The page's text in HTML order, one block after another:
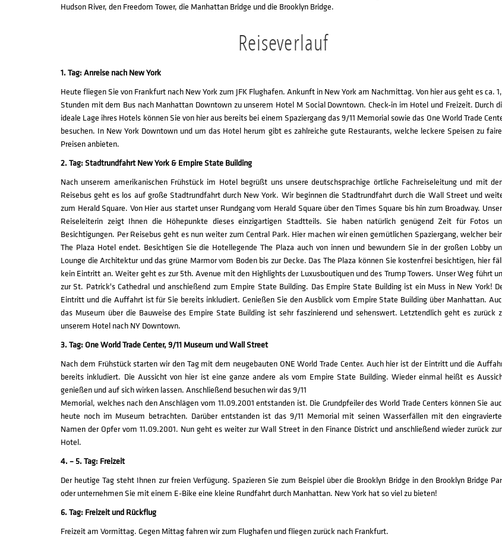
Hudson River, den Freedom Tower, die Manhattan Bridge und die Brooklyn Bridge.
Reiseverlauf
1. Tag: Anreise nach New York
Heute fliegen Sie von Frankfurt nach New York zum JFK Flughafen. Ankunft in New York am Nachmittag. Von hier aus geht es ca.
Stunden mit dem Bus nach Manhattan Downtown zu unserem Hotel M Social Downtown. Check-in im Hotel und Freizeit. Durch
ideale Lage ihres Hotels können Sie von hier aus bereits bei einem Spaziergang das 9/11 Memorial sowie das One World Trade
besuchen. In New York Downtown und um das Hotel herum gibt es zahlreiche gute Restaurants, welche leckere Speisen zu
Preisen anbieten.
2. Tag: Stadtrundfahrt New York & Empire State Building
Nach unserem amerikanischen Frühstück im Hotel begrüßt uns unsere deutschsprachige örtliche Fachreiseleitung und mit
Reisebus geht es los auf große Stadtrundfahrt durch New York. Wir beginnen die Stadtrundfahrt durch die Wall Street und
zum Herald Square. Von Hier aus startet unser Rundgang vom Herald Square über den Times Square bis hin zum Broadway.
Reiseleiterin zeigt Ihnen die Höhepunkte dieses einzigartigen Stadtteils. Sie haben natürlich genügend Zeit für Fotos
Besichtigungen. Per Reisebus geht es nun weiter zum Central Park. Hier machen wir einen gemütlichen Spaziergang, welcher
The Plaza Hotel endet. Besichtigen Sie die Hotellegende The Plaza auch von innen und bewundern Sie in der großen Lobby
Lounge die Architektur und das grüne Marmor vom Boden bis zur Decke. Das The Plaza können Sie kostenfrei besichtigen, hier
kein Eintritt an. Weiter geht es zur 5th. Avenue mit den Highlights der Luxusboutiquen und des Trump Towers. Unser Weg führt
zur St. Patrick's Cathedral und anschießend zum Empire State Building. Das Empire State Building ist ein Muss in New York!
Eintritt und die Auffahrt ist für Sie bereits inkludiert. Genießen Sie den Ausblick vom Empire State Building über Manhattan.
das Museum über die Bauweise des Empire State Building ist sehr faszinierend und sehenswert. Letztendlich geht es zurück
unserem Hotel nach NY Downtown.
3. Tag: One World Trade Center, 9/11 Museum und Wall Street
Nach dem Frühstück starten wir den Tag mit dem neugebauten ONE World Trade Center. Auch hier ist der Eintritt und die
bereits inkludiert. Die Aussicht von hier ist eine ganze andere als vom Empire State Building. Wieder einmal heißt es
genießen und auf sich wirken lassen. Anschließend besuchen wir das 9/11
Memorial, welches nach den Anschlägen vom 11.09.2001 entstanden ist. Die Grundpfeiler des World Trade Centers können Sie
heute noch im Museum betrachten. Darüber entstanden ist das 9/11 Memorial mit seinen Wasserfällen mit den
Namen der Opfer vom 11.09.2001. Nun geht es weiter zur Wall Street in den Finance District und anschließend wieder zurück
Hotel.
4. – 5. Tag: Freizeit
Der heutige Tag steht Ihnen zur freien Verfügung. Spazieren Sie zum Beispiel über die Brooklyn Bridge in den Brooklyn Bridge
oder unternehmen Sie mit einem E-Bike eine kleine Rundfahrt durch Manhattan. New York hat so viel zu bieten!
6. Tag: Freizeit und Rückflug
Freizeit am Vormittag. Gegen Mittag fahren wir zum Flughafen und fliegen zurück nach Frankfurt.